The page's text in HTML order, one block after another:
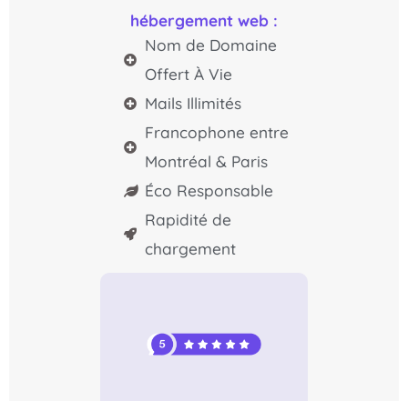
hébergement web :
Nom de Domaine
Offert À Vie
Mails Illimités
Francophone entre
Montréal & Paris
Éco Responsable
Rapidité de
chargement